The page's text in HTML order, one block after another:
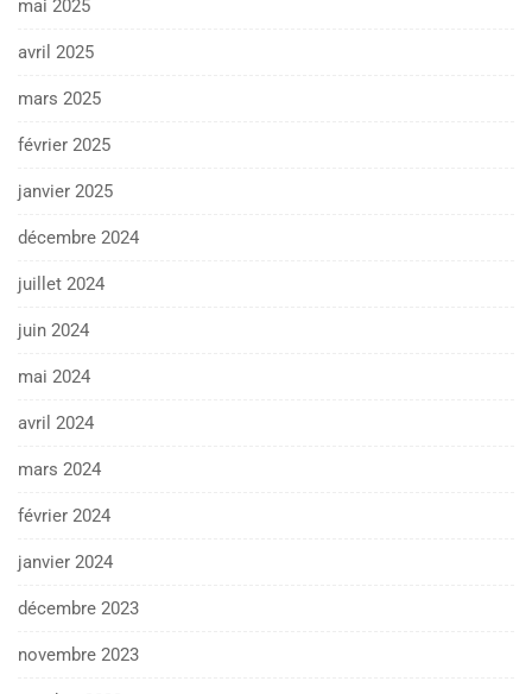
mai 2025
avril 2025
mars 2025
février 2025
janvier 2025
décembre 2024
juillet 2024
juin 2024
mai 2024
avril 2024
mars 2024
février 2024
janvier 2024
décembre 2023
novembre 2023